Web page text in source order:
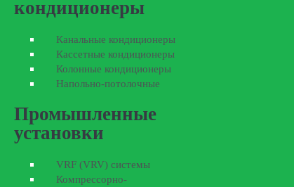
кондиционеры
Канальные кондиционеры
Кассетные кондиционеры
Колонные кондиционеры
Напольно-потолочные
Промышленные
установки
VRF (VRV) системы
Компрессорно-